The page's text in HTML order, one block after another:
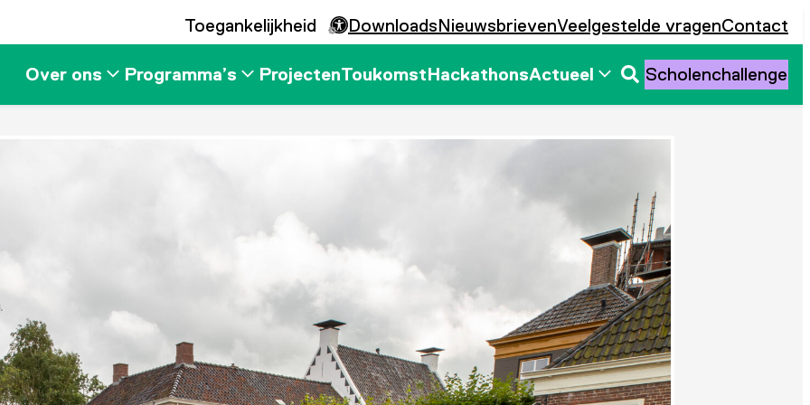
Toegankelijkheid DownloadsNieuwsbrievenVeelgestelde vragenContact
Over ons Programma’s ProjectenToukomstHackathonsActueel
Zoeken
openen
Scholenchallenge